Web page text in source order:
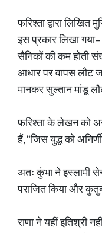
फरिश्ता द्वारा
इस प्रकार लिखा
सैनिकों की कम होती
आधार पर वापस लौट
मानकर सुल्तान मांडू
फरिश्ता के लेखन को
हैं, “जिस युद्ध को
अतः कुंभा ने इस्लामी
पराजित किया और
राणा ने यहीं इतिश्री